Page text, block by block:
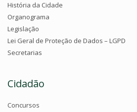
História da Cidade
Organograma
Legislação
Lei Geral de Proteção de Dados – LGPD
Secretarias
Cidadão
Concursos